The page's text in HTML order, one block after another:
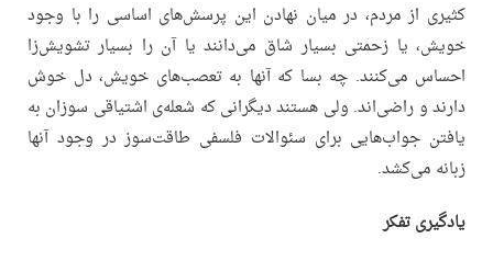
کثیری از مردم، در میان نهادن این پرسش‌های اساسی را با وجود
خویش، یا زحمتی بسیار شاق می‌دانند یا آن را بسیار تشویش‌زا
احساس می‌کنند. چه بسا که آنها به تعصب‌های خویش، دل خوش
دارند و راضی‌اند. ولی هستند دیگرانی که شعله‌ی اشتیاقی سوزان به
یافتن جواب‌هایی برای سئوالات فلسفی طاقت‌سوز در وجود آنها
زبانه می‌کشد.
یادگیری تفکر